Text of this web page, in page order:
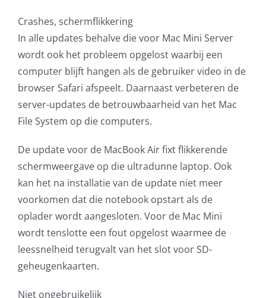
Crashes, schermflikkering
In alle updates behalve die voor Mac Mini Server
wordt ook het probleem opgelost waarbij een
computer blijft hangen als de gebruiker video in de
browser Safari afspeelt. Daarnaast verbeteren de
server-updates de betrouwbaarheid van het Mac
File System op die computers.
De update voor de MacBook Air fixt flikkerende
schermweergave op die ultradunne laptop. Ook
kan het na installatie van de update niet meer
voorkomen dat die notebook opstart als de
oplader wordt aangesloten. Voor de Mac Mini
wordt tenslotte een fout opgelost waarmee de
leessnelheid terugvalt van het slot voor SD-
geheugenkaarten.
Niet ongebruikelijk